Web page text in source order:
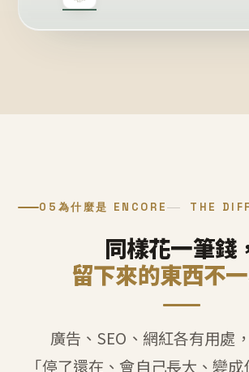
05 為什麼是 ENCORE THE
同樣花一筆錢
留下來的東西不
廣告、SEO、網紅各有用處
「停了還在、會自己長大、變成